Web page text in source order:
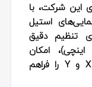
این شرکت، با
استیل
تنظیم دقیق
امکان
جابجایی دقیق قطعه‌کار در دو محور X و Y را فراهم